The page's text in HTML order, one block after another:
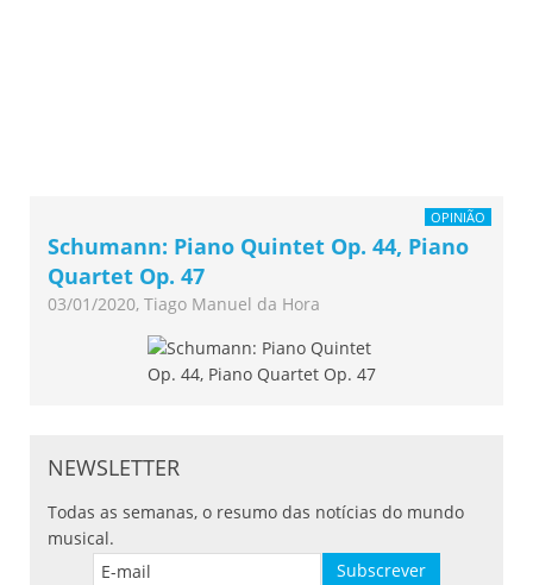
OPINIÃO
Schumann: Piano Quintet Op. 44, Piano
Quartet Op. 47
03/01/2020, Tiago Manuel da Hora
NEWSLETTER
Todas as semanas, o resumo das notícias do mundo
musical.